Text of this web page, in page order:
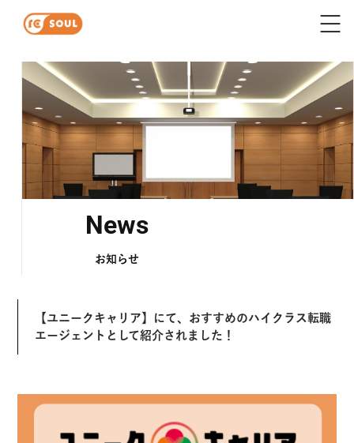
News
お知らせ
【ユニークキャリア】にて、おすすめのハイクラス転職
エージェントとして紹介されました！